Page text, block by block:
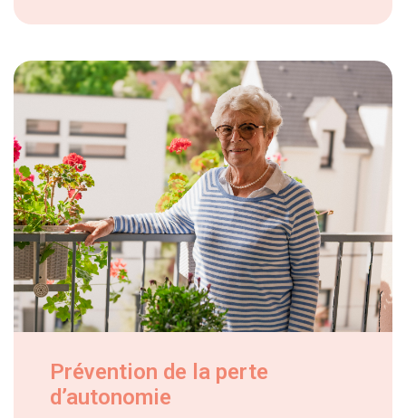
Prévention de la perte
d’autonomie